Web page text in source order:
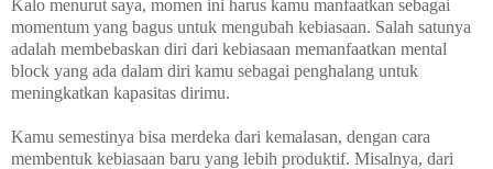
Kalo menurut saya, momen ini harus kamu manfaatkan sebagai
momentum yang bagus untuk mengubah kebiasaan. Salah satunya
adalah membebaskan diri dari kebiasaan memanfaatkan mental
block yang ada dalam diri kamu sebagai penghalang untuk
meningkatkan kapasitas dirimu.
Kamu semestinya bisa merdeka dari kemalasan, dengan cara
membentuk kebiasaan baru yang lebih produktif. Misalnya, dari